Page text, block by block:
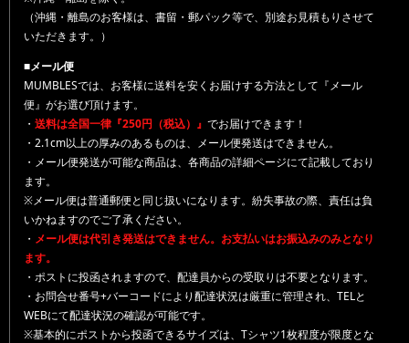
（沖縄・離島のお客様は、書留・郵パック等で、別途お見積もりさせて
いただきます。）
■メール便
MUMBLESでは、お客様に送料を安くお届けする方法として『メール
便』がお選び頂けます。
・ 送料は全国一律『250円（税込）』 でお届けできます！
・2.1cm以上の厚みのあるものは、メール便発送はできません。
・メール便発送が可能な商品は、各商品の詳細ページにて記載しており
ます。
※メール便は普通郵便と同じ扱いになります。紛失事故の際、責任は負
いかねますのでご了承ください。
・ メール便は代引き発送はできません。お支払いはお振込みのみとなり
ます。
・ポストに投函されますので、配達員からの受取りは不要となります。
・お問合せ番号+バーコードにより配達状況は厳重に管理され、TELと
WEBにて配達状況の確認が可能です。
※基本的にポストから投函できるサイズは、Tシャツ1枚程度が限度とな